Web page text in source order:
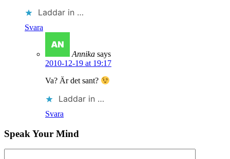
Laddar in …
Svara
Annika says
2010-12-19 at 19:17
Va? Är det sant?
Laddar in …
Svara
Speak Your Mind